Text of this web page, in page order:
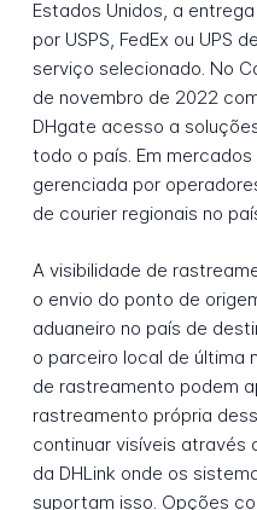
Estados Unidos, a
por USPS, FedEx ou UPS
serviço selecionado. No
de novembro de 2022
DHgate acesso a
todo o país. Em
gerenciada por
de courier regionais no
A visibilidade de
o envio do ponto de
aduaneiro no país de
o parceiro local de última
de rastreamento podem
rastreamento própria
continuar visíveis através
da DHLink onde os
suportam isso. Opções